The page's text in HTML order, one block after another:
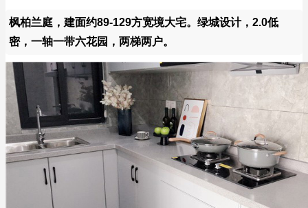
枫柏兰庭，建面约89-129方宽境大宅。绿城设计，2.0低
密，一轴一带六花园，两梯两户。